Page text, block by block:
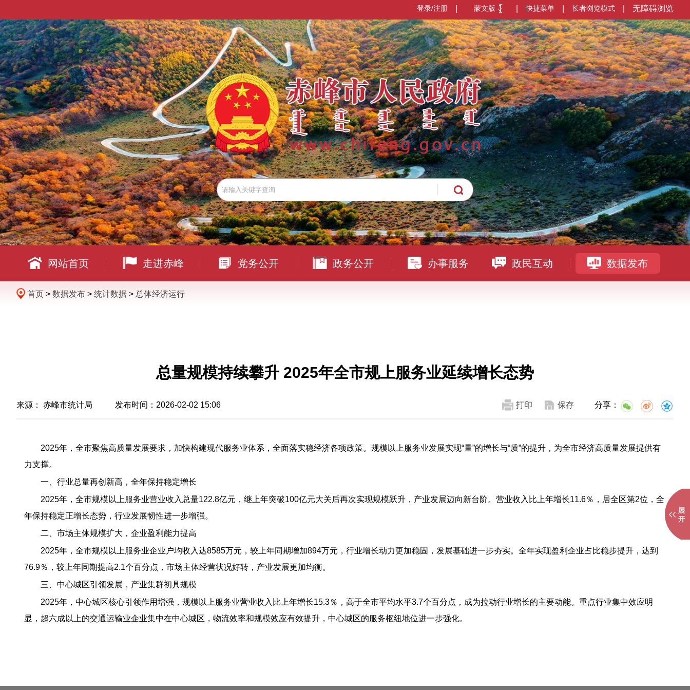
无障碍浏览
长者浏览模式
快捷菜单
蒙文版
登录/注册
网站首页 走进赤峰 党务公开 政务公开 办事服务 政民互动 数据发布
首页 > 数据发布 > 统计数据 > 总体经济运行
总量规模持续攀升 2025年全市规上服务业延续增长态势
来源： 赤峰市统计局 发布时间：2026-02-02 15:06 打印 保存 分享：
2025年，全市聚焦高质量发展要求，加快构建现代服务业体系，全面落实稳经济各项政策。规模以上服务业发展实现“量”的增长与“质”的提升，为全市经济高质量发展提供有
力支撑。
一、行业总量再创新高，全年保持稳定增长
2025年，全市规模以上服务业营业收入 总量122.8亿元，继上年突破100亿元大关后再次实现规模跃升，产业发展迈向新台阶。 营业收入 比上年增长11.6％，居全区第2位 ，全
年保持稳定正增长态势，行业发展韧性进一步增强。
二、 市场主体规模扩大， 企业盈利能力提高
2025年，全市规模以上服务业企业户均收入达8585万元，较上年同期增加894万元，行业增长动力更加稳固，发展基础进一步夯实。 全年实现盈利企业占比稳步提升，达到
76.9％，较上年同期提高2.1个百分点，市场主体经营状况好转， 产业发展更加均衡。
三、 中心城区引领发展，产业集群初具规模
2025年，中心城区核心引领作用增强， 规模以上服务业营业收入 比上年增长15.3％，高于全市平均水平3.7个百分点，成为拉动行业增长的主要动能。重点行业集中效应明
显，超六成以上的交通运输业企业集中在中心城区，物流效率和规模效应有效提升，中心城区的服务枢纽地位进一步强化。